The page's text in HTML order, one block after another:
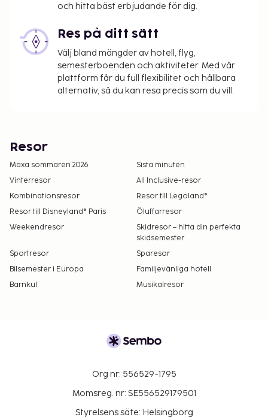
och hitta bäst erbjudande för dig.
Res på ditt sätt
Välj bland mängder av hotell, flyg,
semesterboenden och aktiviteter. Med vår
plattform får du full flexibilitet och hållbara
alternativ, så du kan resa precis som du vill.
Resor
Maxa sommaren 2026
Sista minuten
Vinterresor
All Inclusive-resor
Kombinationsresor
Resor till Legoland®
Resor till Disneyland® Paris
Öluffarresor
Weekendresor
Skidresor – hitta din perfekta
skidsemester
Sportresor
Sparesor
Bilsemester i Europa
Familjevänliga hotell
Barnkul
Musikalresor
Org nr: 556529-1795
Momsreg. nr: SE556529179501
Styrelsens säte: Helsingborg